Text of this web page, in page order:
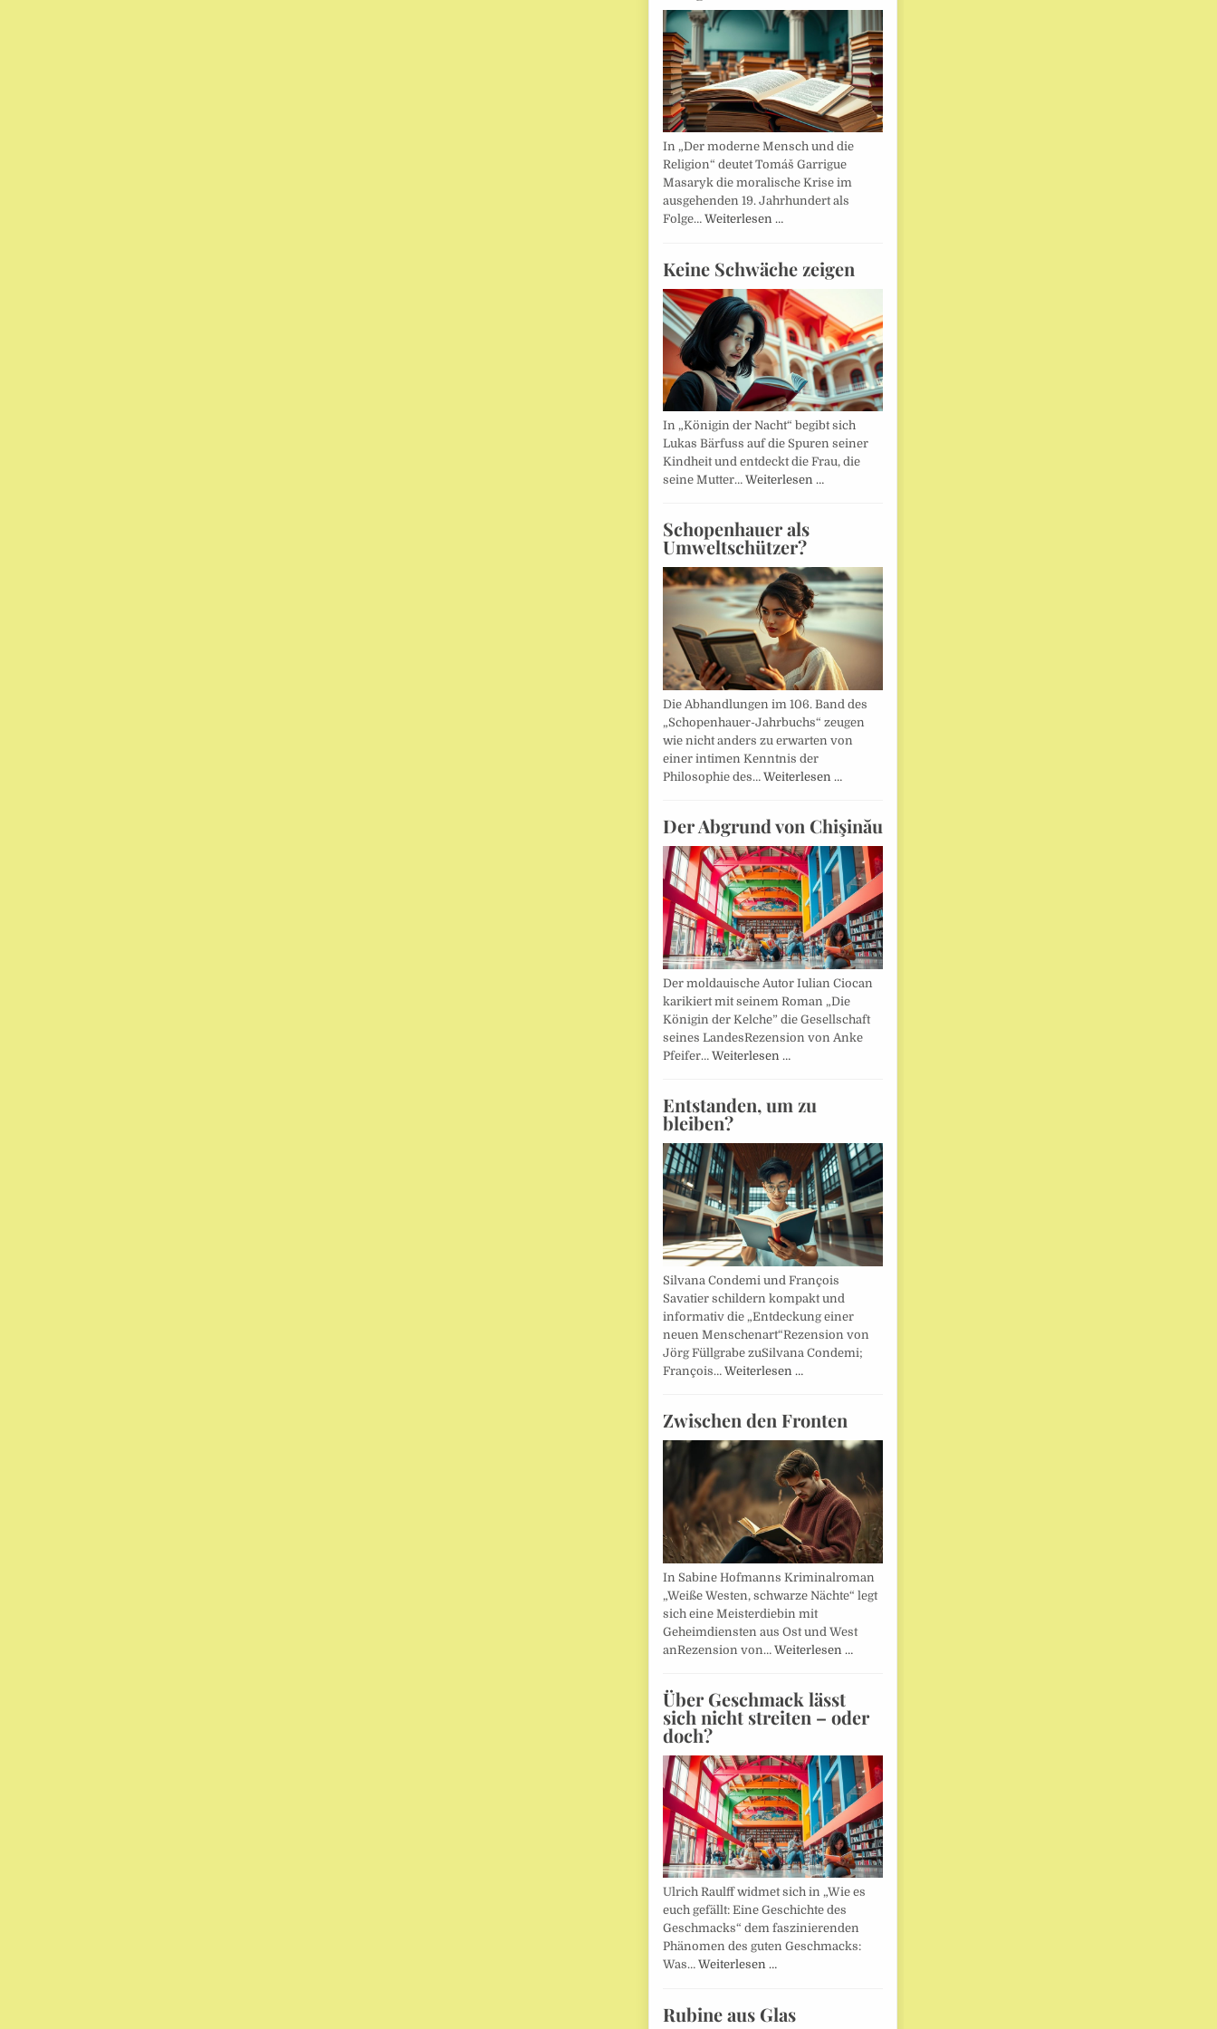
In „Der moderne Mensch und die
Religion“ deutet Tomáš Garrigue
Masaryk die moralische Krise im
ausgehenden 19. Jahrhundert als
Folge… Weiterlesen …
Keine Schwäche zeigen
In „Königin der Nacht“ begibt sich
Lukas Bärfuss auf die Spuren seiner
Kindheit und entdeckt die Frau, die
seine Mutter… Weiterlesen …
Schopenhauer als
Umweltschützer?
Die Abhandlungen im 106. Band des
„Schopenhauer-Jahrbuchs“ zeugen
wie nicht anders zu erwarten von
einer intimen Kenntnis der
Philosophie des… Weiterlesen …
Der Abgrund von Chişinău
Der moldauische Autor Iulian Ciocan
karikiert mit seinem Roman „Die
Königin der Kelche” die Gesellschaft
seines LandesRezension von Anke
Pfeifer… Weiterlesen …
Entstanden, um zu
bleiben?
Silvana Condemi und François
Savatier schildern kompakt und
informativ die „Entdeckung einer
neuen Menschenart“Rezension von
Jörg Füllgrabe zuSilvana Condemi;
François… Weiterlesen …
Zwischen den Fronten
In Sabine Hofmanns Kriminalroman
„Weiße Westen, schwarze Nächte“ legt
sich eine Meisterdiebin mit
Geheimdiensten aus Ost und West
anRezension von… Weiterlesen …
Über Geschmack lässt
sich nicht streiten – oder
doch?
Ulrich Raulff widmet sich in „Wie es
euch gefällt: Eine Geschichte des
Geschmacks“ dem faszinierenden
Phänomen des guten Geschmacks:
Was… Weiterlesen …
Rubine aus Glas